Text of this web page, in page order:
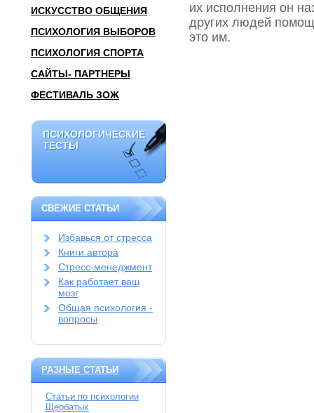
ИСКУССТВО ОБЩЕНИЯ
ПСИХОЛОГИЯ ВЫБОРОВ
ПСИХОЛОГИЯ СПОРТА
САЙТЫ- ПАРТНЕРЫ
ФЕСТИВАЛЬ ЗОЖ
ПСИХОЛОГИЧЕСКИЕ
ТЕСТЫ
ПСИХОЛОГИЧЕСКИЕ
ТЕСТЫ
СВЕЖИЕ СТАТЬИ
Избавься от стресса
Книги автора
Стресс-менеджмент
Как работает ваш
мозг
Общая психология -
вопросы
РАЗНЫЕ СТАТЬИ
Статьи по психологии
Щербатых
их исполнения он
других людей
это им.